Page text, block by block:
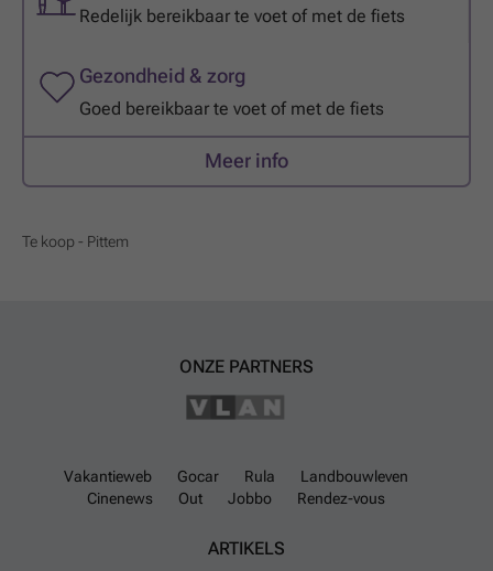
Redelijk bereikbaar te voet of met de fiets
Gezondheid & zorg
Goed bereikbaar te voet of met de fiets
Meer info
Te koop - Pittem
ONZE PARTNERS
Vakantieweb Gocar Rula
Landbouwleven
Cinenews
Out Jobbo Rendez-vous
ARTIKELS